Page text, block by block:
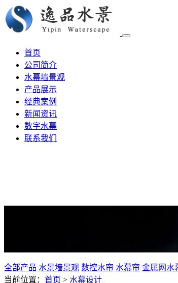
首页
公司简介
水幕墙景观
产品展示
经典案例
新闻资讯
数字水幕
联系我们
全部产品 水景墙景观 数控水帘 水幕帘 金属网水
当前位置： 首页 > 水幕设计